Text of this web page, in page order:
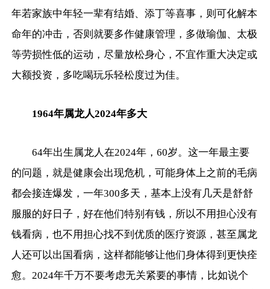
年若家族中年轻一辈有结婚、添丁等喜事，则可化解本
命年的冲击，否则就要多作健康管理，多做瑜伽、太极
等劳损性低的运动，尽量放松身心，不宜作重大决定或
大额投资，多吃喝玩乐轻松度过为佳。
1964年属龙人2024年多大
64年出生属龙人在2024年，60岁。这一年最主要
的问题，就是健康会出现危机，可能身体上之前的毛病
都会接连爆发，一年300多天，基本上没有几天是舒舒
服服的好日子，好在他们特别有钱，所以不用担心没有
钱看病，也不用担心找不到优质的医疗资源，甚至属龙
人还可以出国看病，这样都能够让他们身体得到更快痊
愈。2024年千万不要考虑无关紧要的事情，比如说个